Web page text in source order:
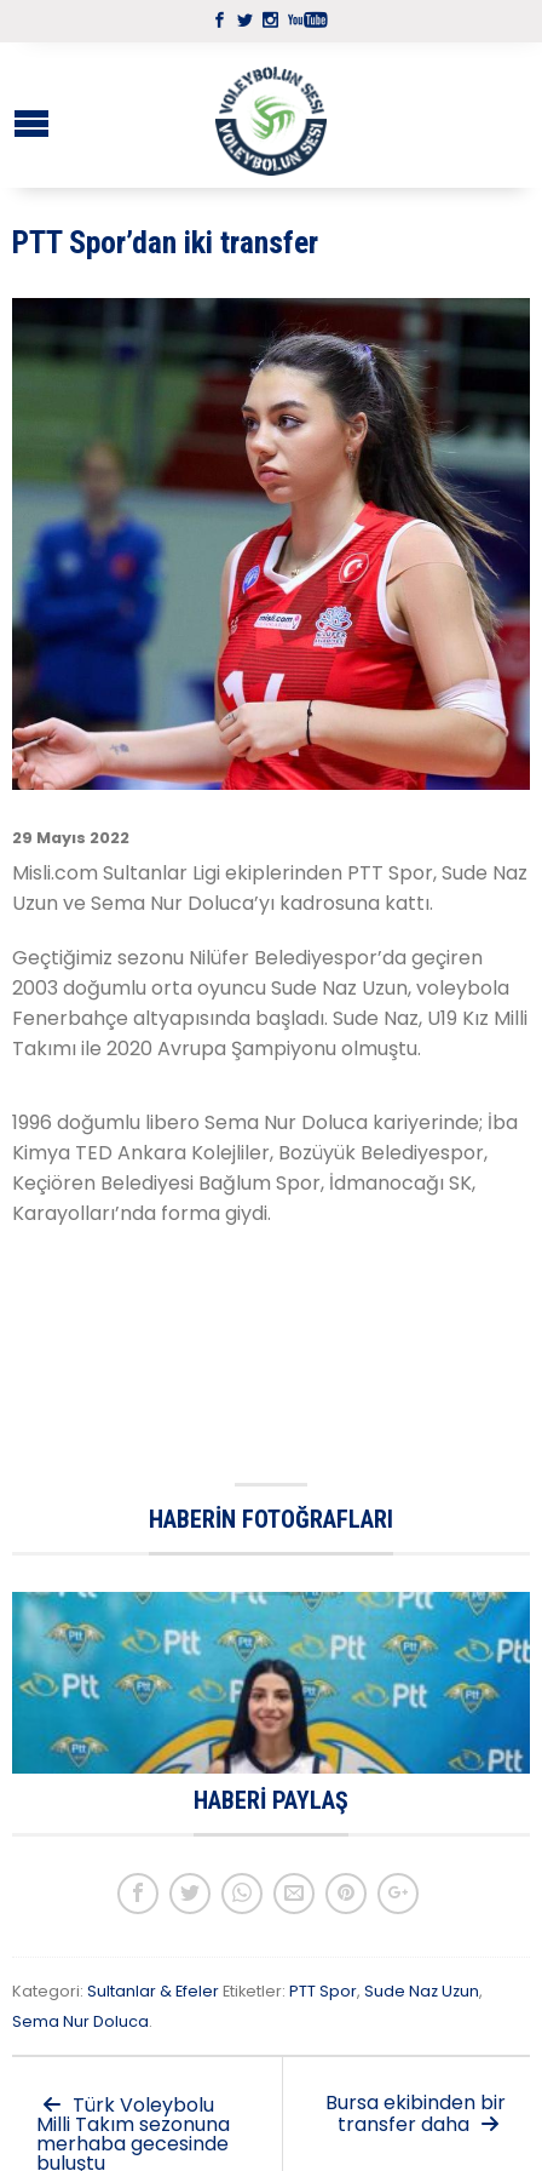
PTT Spor’dan iki transfer
29 Mayıs 2022
Misli.com Sultanlar Ligi ekiplerinden PTT Spor, Sude Naz
Uzun ve Sema Nur Doluca’yı kadrosuna kattı.
Geçtiğimiz sezonu Nilüfer Belediyespor’da geçiren
2003 doğumlu orta oyuncu Sude Naz Uzun, voleybola
Fenerbahçe altyapısında başladı. Sude Naz, U19 Kız Milli
Takımı ile 2020 Avrupa Şampiyonu olmuştu.
1996 doğumlu libero Sema Nur Doluca kariyerinde; İba
Kimya TED Ankara Kolejliler, Bozüyük Belediyespor,
Keçiören Belediyesi Bağlum Spor, İdmanocağı SK,
Karayolları’nda forma giydi.
HABERIN FOTOĞRAFLARI
HABERI PAYLAŞ
Kategori: Sultanlar & EfelerEtiketler: PTT Spor, Sude Naz Uzun,
Sema Nur Doluca.
Türk Voleybolu
Milli Takım sezonuna
merhaba gecesinde
buluştu
Bursa ekibinden bir
transfer daha